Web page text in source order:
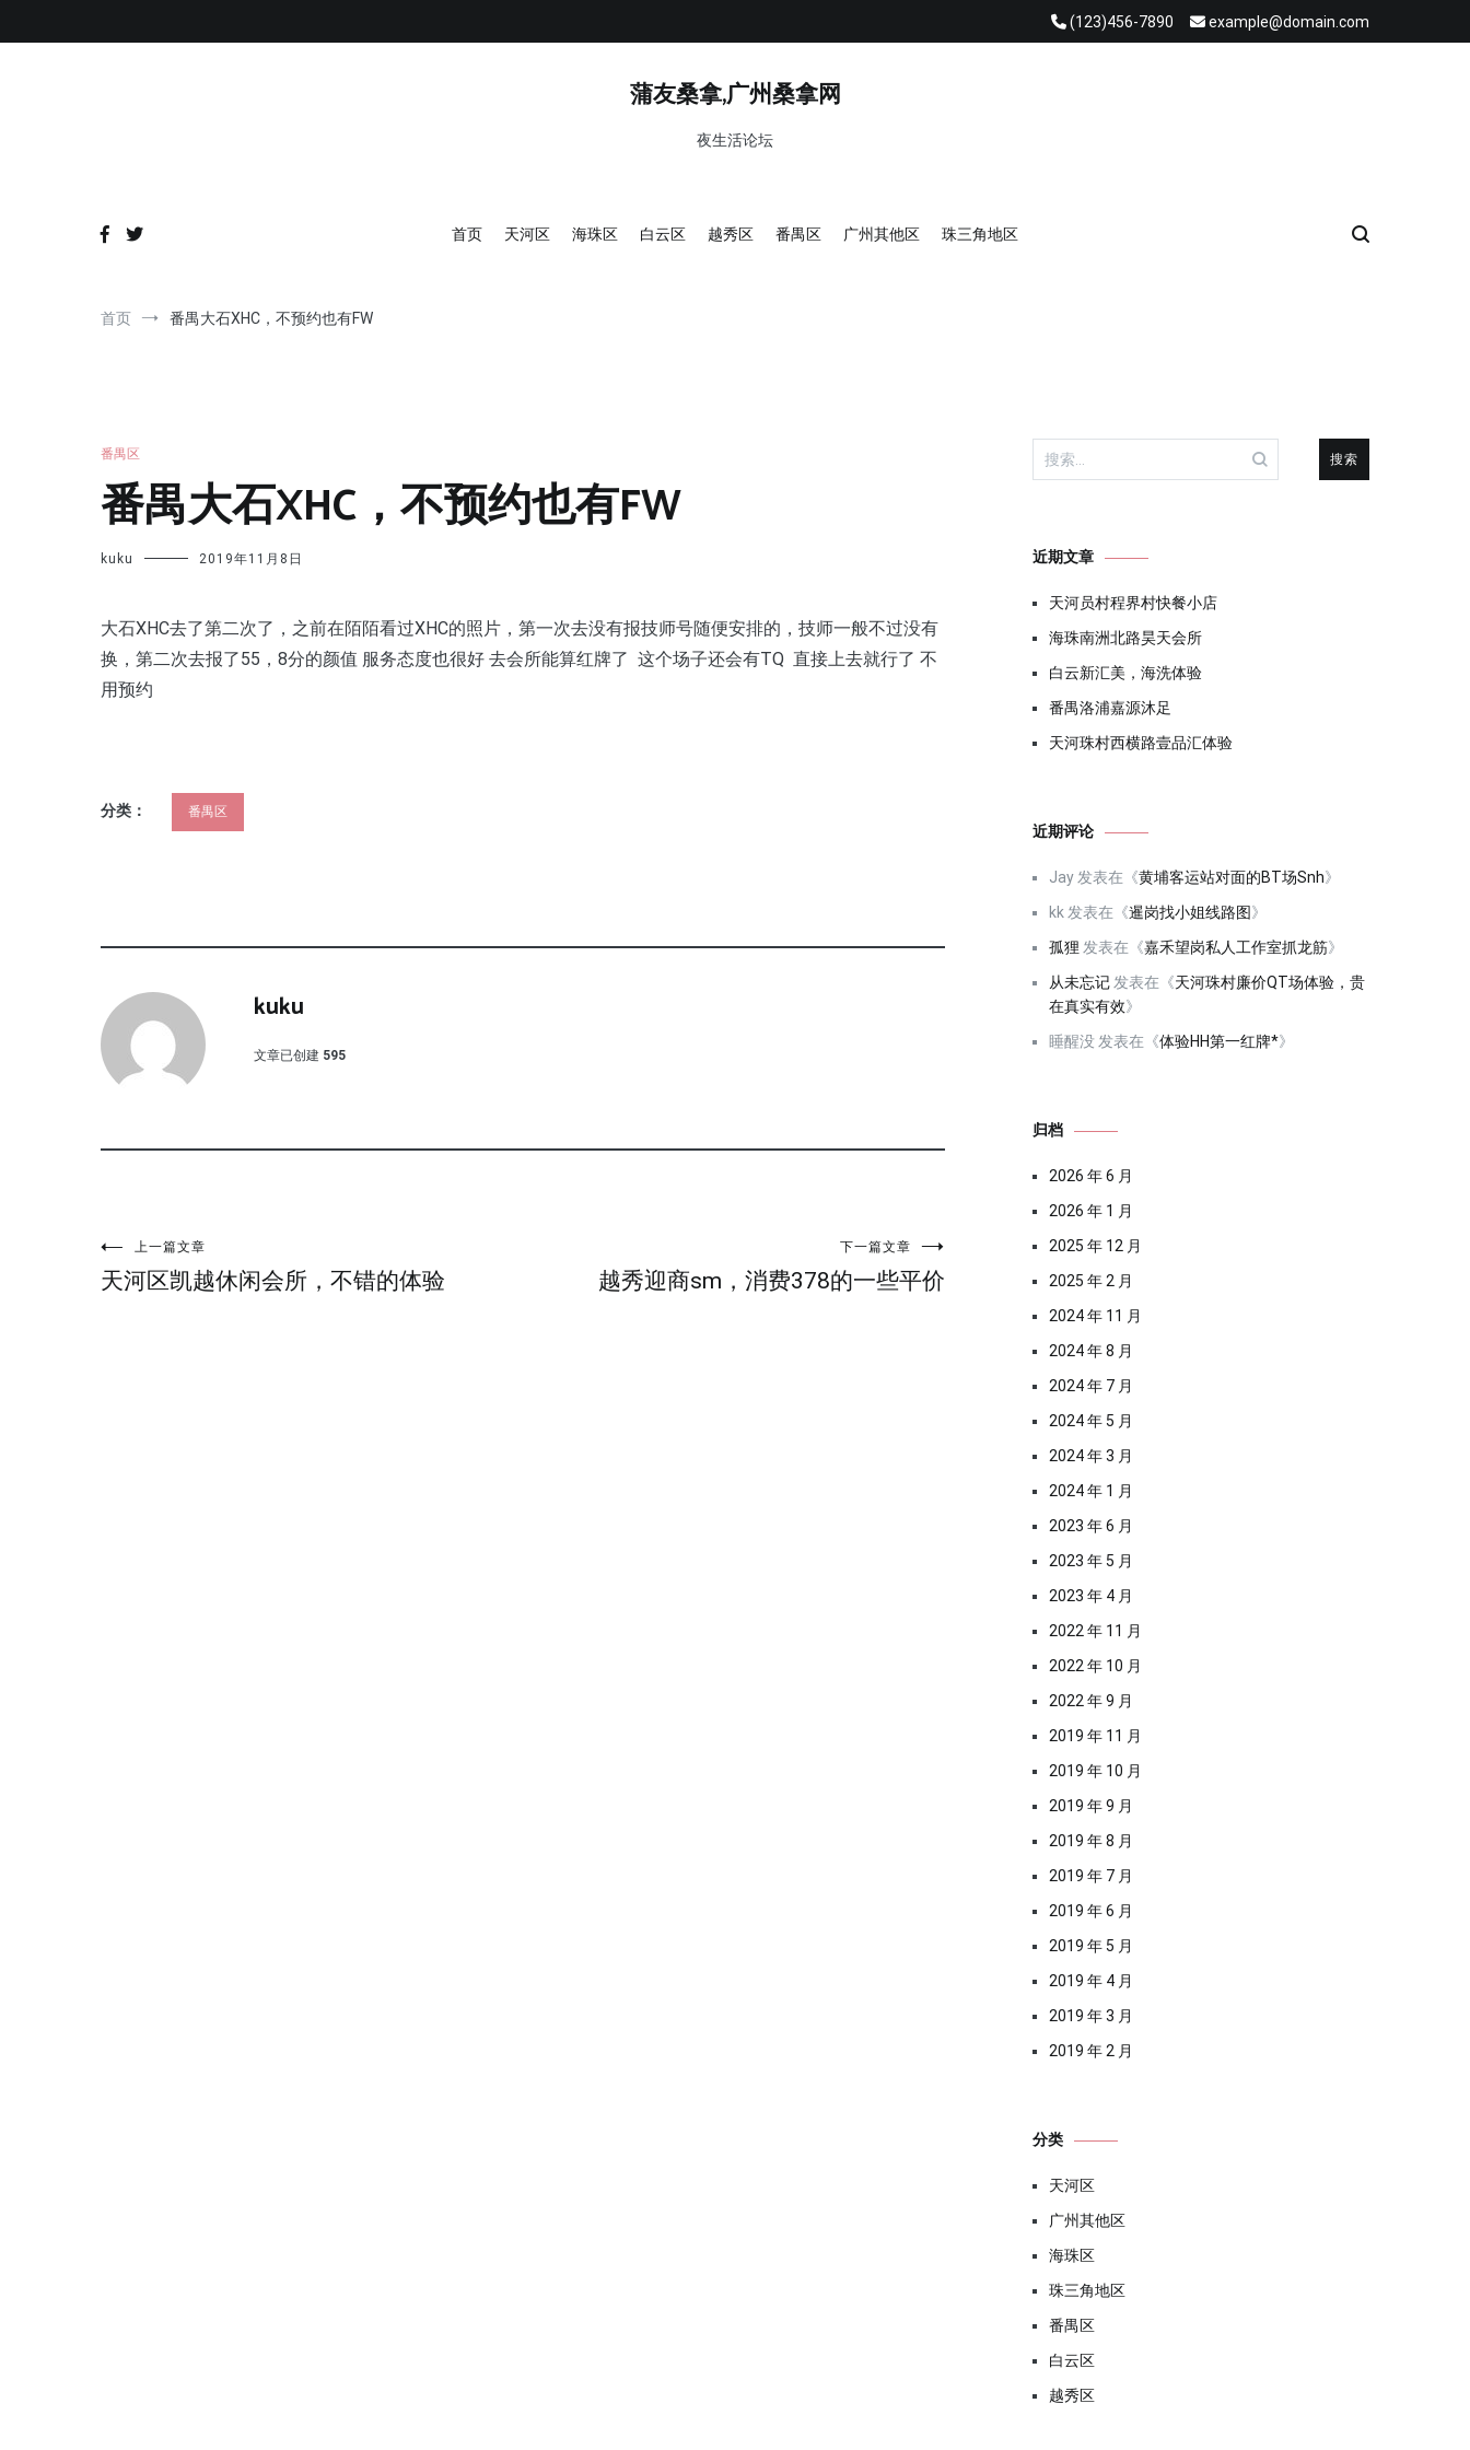
(123)456-7890 example@domain.com
蒲友桑拿,广州桑拿网
夜生活论坛
首页 天河区 海珠区 白云区 越秀区 番禺区 广州其他区 珠三角地区
首页 番禺大石XHC，不预约也有FW
番禺区
番禺大石XHC，不预约也有FW
kuku 2019年11月8日
大石XHC去了第二次了，之前在陌陌看过XHC的照片，第一次去没有报技师号随便安排的，技师一般不过没有
换，第二次去报了55，8分的颜值 服务态度也很好 去会所能算红牌了 这个场子还会有TQ 直接上去就行了 不
用预约
分类： 番禺区
kuku
文章已创建 595
文上一篇文章
天河区凯越休闲会所，不错的体验
下一篇文章
越秀迎商sm，消费378的一些平价
搜
索：
近期文章
天河员村程界村快餐小店
海珠南洲北路昊天会所
白云新汇美，海洗体验
番禺洛浦嘉源沐足
天河珠村西横路壹品汇体验
近期评论
Jay 发表在《黄埔客运站对面的BT场Snh》
kk 发表在《暹岗找小姐线路图》
孤狸 发表在《嘉禾望岗私人工作室抓龙筋》
从未忘记 发表在《天河珠村廉价QT场体验，贵
在真实有效》
睡醒没 发表在《体验HH第一红牌*》
归档
2026 年 6 月
2026 年 1 月
2025 年 12 月
2025 年 2 月
2024 年 11 月
2024 年 8 月
2024 年 7 月
2024 年 5 月
2024 年 3 月
2024 年 1 月
2023 年 6 月
2023 年 5 月
2023 年 4 月
2022 年 11 月
2022 年 10 月
2022 年 9 月
2019 年 11 月
2019 年 10 月
2019 年 9 月
2019 年 8 月
2019 年 7 月
2019 年 6 月
2019 年 5 月
2019 年 4 月
2019 年 3 月
2019 年 2 月
分类
天河区
广州其他区
海珠区
珠三角地区
番禺区
白云区
越秀区